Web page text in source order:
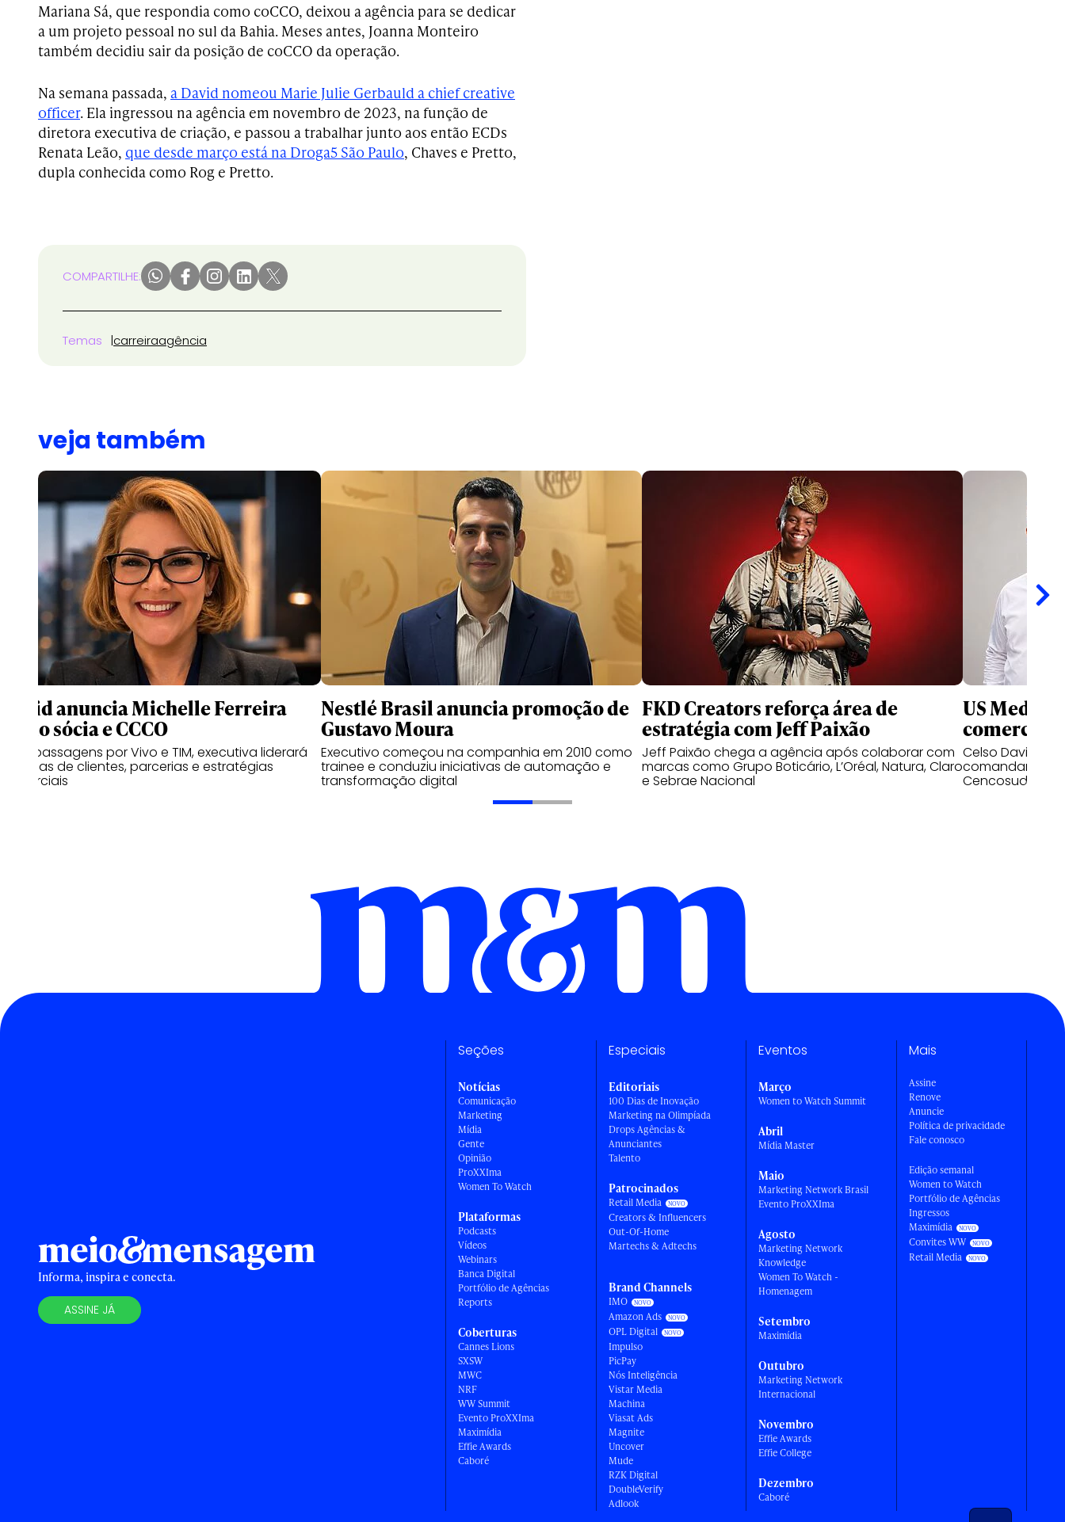
Mariana Sá, que respondia como coCCO, deixou a agência para se dedicar
a um projeto pessoal no sul da Bahia. Meses antes, Joanna Monteiro
também decidiu sair da posição de coCCO da operação.
Na semana passada, a David nomeou Marie Julie Gerbauld a chief creative
officer. Ela ingressou na agência em novembro de 2023, na função de
diretora executiva de criação, e passou a trabalhar junto aos então ECDs
Renata Leão, que desde março está na Droga5 São Paulo, Chaves e Pretto,
dupla conhecida como Rog e Pretto.
COMPARTILHE:
Temas carreiraagência
veja também
Druid anuncia Michelle Ferreira
como sócia e CCCO
Com passagens por Vivo e TIM, executiva liderará
as áreas de clientes, parcerias e estratégias
comerciais
Nestlé Brasil anuncia promoção de
Gustavo Moura
Executivo começou na companhia em 2010 como
trainee e conduziu iniciativas de automação e
transformação digital
FKD Creators reforça área de
estratégia com Jeff Paixão
Jeff Paixão chega a agência após colaborar com
marcas como Grupo Boticário, L’Oréal, Natura, Claro
e Sebrae Nacional
US Media
comercial
Celso David e
comandar as
Cencosud no
Informa, inspira e conecta.
ASSINE JÁ
Seções
Notícias
Comunicação
Marketing
Mídia
Gente
Opinião
ProXXIma
Women To Watch
Plataformas
Podcasts
Vídeos
Webinars
Banca Digital
Portfólio de Agências
Reports
Coberturas
Cannes Lions
SXSW
MWC
NRF
WW Summit
Evento ProXXIma
Maximídia
Effie Awards
Caboré
Especiais
Editoriais
100 Dias de Inovação
Marketing na Olimpíada
Drops Agências &
Anunciantes
Talento
Patrocinados
Retail Media
Creators & Influencers
Out-Of-Home
Martechs & Adtechs
Brand Channels
IMO
Amazon Ads
OPL Digital
Impulso
PicPay
Nós Inteligência
Vistar Media
Machina
Viasat Ads
Magnite
Uncover
Mude
RZK Digital
DoubleVerify
Adlook
Eventos
Março
Women to Watch Summit
Abril
Mídia Master
Maio
Marketing Network Brasil
Evento ProXXIma
Agosto
Marketing Network
Knowledge
Women To Watch -
Homenagem
Setembro
Maximídia
Outubro
Marketing Network
Internacional
Novembro
Effie Awards
Effie College
Dezembro
Caboré
Mais
Assine
Renove
Anuncie
Política de privacidade
Fale conosco
Edição semanal
Women to Watch
Portfólio de Agências
Ingressos
Maximídia
Convites WW
Retail Media